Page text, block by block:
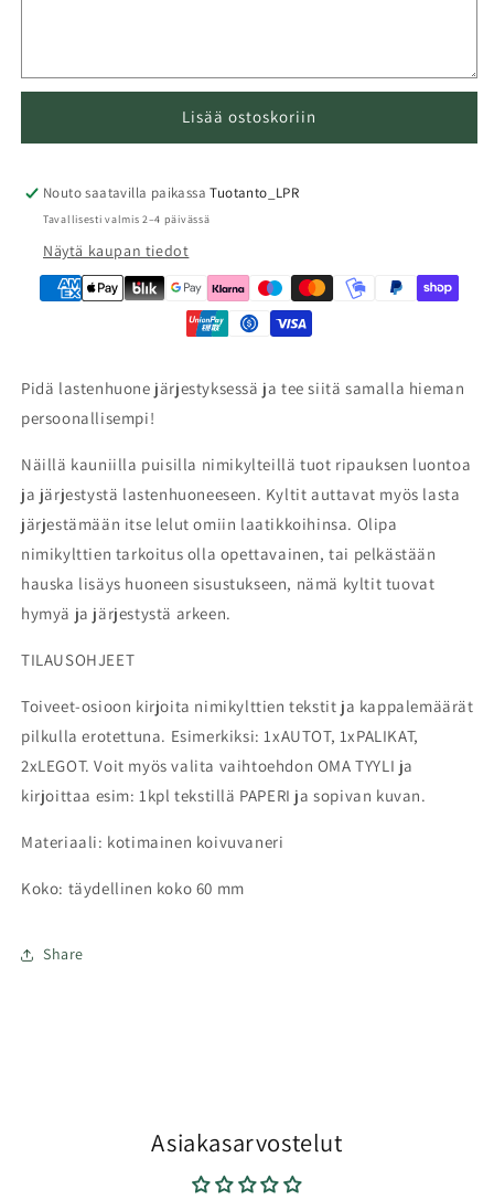
Lisää ostoskoriin
Nouto saatavilla paikassaTuotanto_LPR
Tavallisesti valmis 2–4 päivässä
Näytä kaupan tiedot
Pidä lastenhuone järjestyksessä ja tee siitä samalla hieman
persoonallisempi!
Näillä kauniilla puisilla nimikylteillä tuot ripauksen luontoa
ja järjestystä lastenhuoneeseen. Kyltit auttavat myös lasta
järjestämään itse lelut omiin laatikkoihinsa. Olipa
nimikylttien tarkoitus olla opettavainen, tai pelkästään
hauska lisäys huoneen sisustukseen, nämä kyltit tuovat
hymyä ja järjestystä arkeen.
TILAUSOHJEET
Toiveet-osioon kirjoita nimikylttien tekstit ja kappalemäärät
pilkulla erotettuna. Esimerkiksi: 1xAUTOT, 1xPALIKAT,
2xLEGOT. Voit myös valita vaihtoehdon OMA TYYLI ja
kirjoittaa esim: 1kpl tekstillä PAPERI ja sopivan kuvan.
Materiaali: kotimainen koivuvaneri
Koko: täydellinen koko 60 mm
Share
Asiakasarvostelut